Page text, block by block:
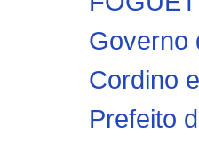
Governo
Cordino
Prefeito